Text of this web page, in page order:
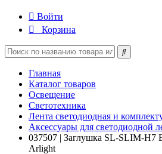
Войти
Корзина
Главная
Каталог товаров
Освещение
Светотехника
Лента светодиодная и
Аксессуары для светодиодной
037507 | Заглушка SL-SLIM-H7
Arlight